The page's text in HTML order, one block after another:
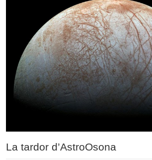
La tardor d’AstroOsona